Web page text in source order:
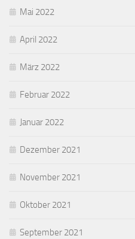
Mai 2022
April 2022
März 2022
Februar 2022
Januar 2022
Dezember 2021
November 2021
Oktober 2021
September 2021